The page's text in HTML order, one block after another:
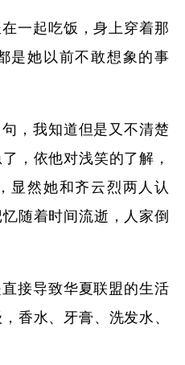
一起吃饭，身上穿着那
是她以前不敢想象的事
，我知道但是又不清楚
，依他对浅笑的了解，
显然她和齐云烈两人认
随着时间流逝，人家倒
接导致华夏联盟的生活
香水、牙膏、洗发水、